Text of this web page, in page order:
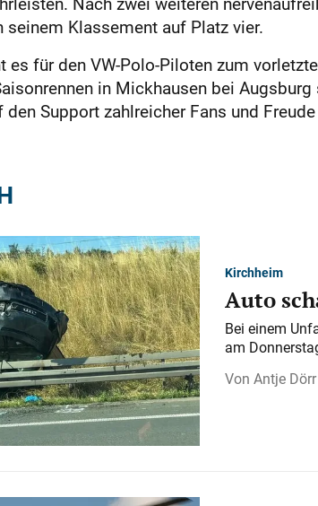
seinem Klassement auf Platz vier.
für den VW-Polo-Piloten zum
in Mickhausen bei
Support zahlreicher Fans und
Kirchheim
Auto
Bei einem
am
Antje Dörr